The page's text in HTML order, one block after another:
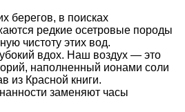
берегов, в поисках
редкие осетровые породы
чистоту этих вод.
вдох. Наш воздух — это
наполненный ионами соли
из Красной книги.
заменяют часы